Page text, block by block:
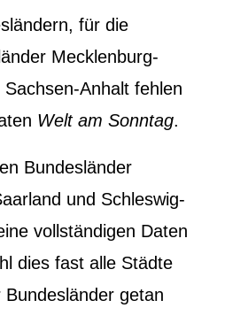
für die
Mecklenburg-
Anhalt fehlen
Welt am Sonntag.
Bundesländer
und Schleswig-
vollständigen Daten
dies fast alle Städte
getan